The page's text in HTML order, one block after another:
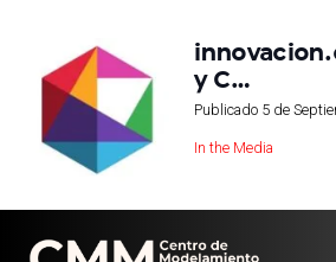
y C…
Publicado 5 de
In the Media